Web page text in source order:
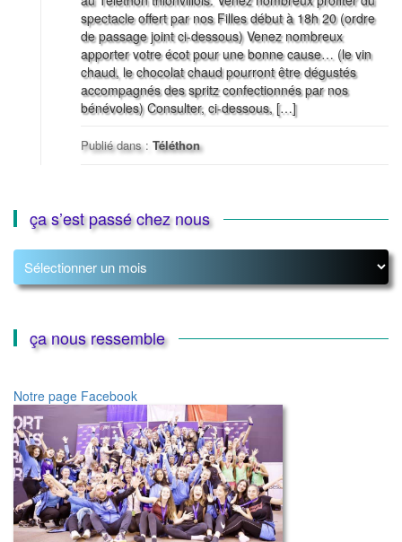
spectacle offert par nos Filles début à 18h 20 (ordre
de passage joint ci-dessous) Venez nombreux
apporter votre écot pour une bonne cause… (le vin
chaud, le chocolat chaud pourront être dégustés
accompagnés des spritz confectionnés par nos
bénévoles) Consulter, ci-dessous, […]
Publié dans : Téléthon
ça s’est passé chez nous
ça
s’est
passé
nousça nous ressemble
Notre page Facebook